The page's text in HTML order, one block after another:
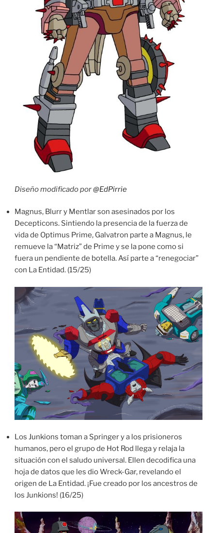
Diseño modificado por@EdPirrie
Magnus, Blurr y Mentlar son asesinados por los
Decepticons. Sintiendo la presencia de la fuerza de
vida de Optimus Prime, Galvatron parte a Magnus, le
remueve la “Matriz” de Prime y se la pone como si
fuera un pendiente de botella. Así parte a “renegociar”
con La Entidad. (15/25)
Los Junkions toman a Springer y a los prisioneros
humanos, pero el grupo de Hot Rod llega y relaja la
situación con el saludo universal. Ellen decodifica una
hoja de datos que les dio Wreck-Gar, revelando el
origen de La Entidad. ¡Fue creado por los ancestros de
los Junkions! (16/25)